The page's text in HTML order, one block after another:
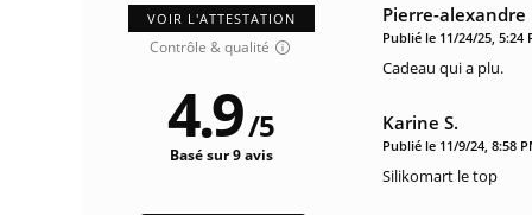
VOIR L'ATTESTATION
Contrôle & qualité
4.9/5
Basé sur 9 avis
Pierre-alexandre
Publié le 11/24/25, 5:24
Cadeau qui a plu.
Karine S.
Publié le 11/9/24, 8:58
Silikomart le top